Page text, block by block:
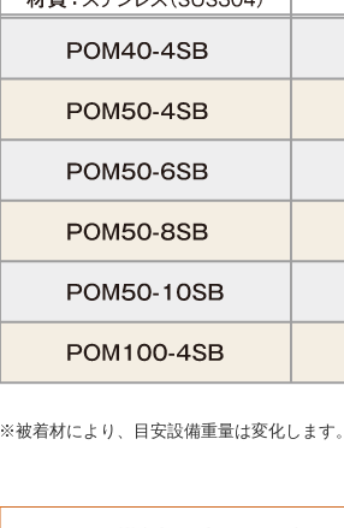
※被着材により、目安設備重量は変化します。